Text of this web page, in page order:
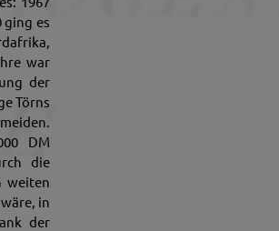
ging es
war
der
Törns
DM
die
weiten
in
der